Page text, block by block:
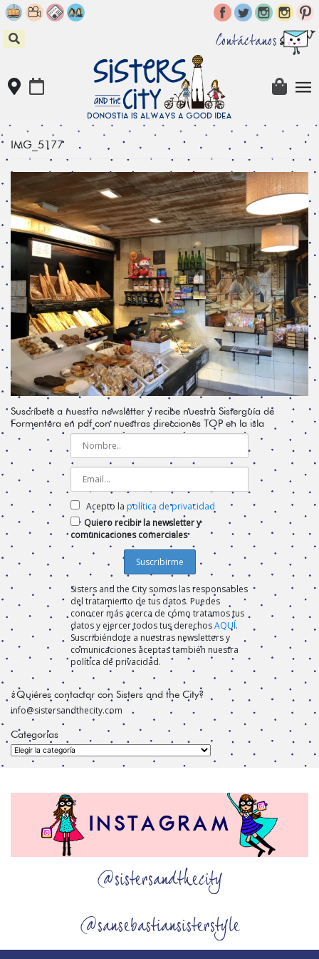
Skip
to
content
Contáctanos
IMG_5177
Suscríbete a nuestra newsletter y recibe nuestra Sisterguía de
Formentera en pdf con nuestras direcciones TOP en la isla
Acepto la política de privacidad
Quiero recibir la newsletter y
comunicaciones comerciales
Sisters and the City somos las responsables
del tratamiento de tus datos. Puedes
conocer más acerca de cómo tratamos tus
datos y ejercer todos tus derechosAQUÍ.
Suscribiéndote a nuestras newsletters y
comunicaciones aceptas también nuestra
política de privacidad.
¿Quiéres contactar con Sisters and the City?
info@sistersandthecity.com
Categorías
Categorías
@sistersandthecity
@sansebastiansisterstyle